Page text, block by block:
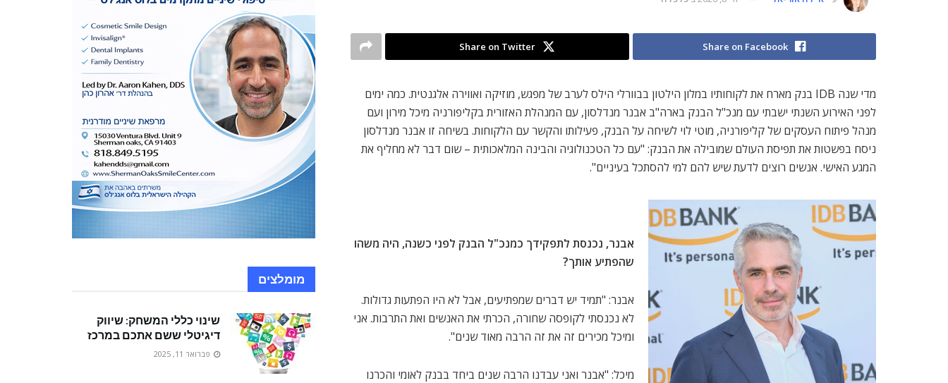
Share on Facebook
Share on Twitter
מדי שנה IDB בנק מארח את לקוחותיו במלון הילטון בבוורלי הילס לערב של מפגש, מוזיקה ואווירה אלגנטית. כמה ימים
לפני האירוע השנתי ישבתי עם מנכ"ל הבנק בארה"ב אבנר מנדלסון, עם המנהלת האזורית בקליפורניה מיכל מירון ועם
מנהל פיתוח העסקים של קליפורניה, מוטי לוי לשיחה על הבנק, פעילותו והקשר עם הלקוחות. בשיחה זו אבנר מנדלסון
ניסח בפשטות את תפיסת העולם שמובילה את הבנק: "עם כל הטכנולוגיה והבינה המלאכותית – שום דבר לא מחליף את
המגע האישי. אנשים רוצים לדעת שיש להם למי להסתכל בעיניים".
אבנר, נכנסת לתפקידך כמנכ"ל הבנק לפני כשנה, היה משהו
שהפתיע אותך?
אבנר: "תמיד יש דברים שמפתיעים, אבל לא היו הפתעות גדולות.
לא נכנסתי לקופסה שחורה, הכרתי את האנשים ואת התרבות. אני
ומיכל מכירים זה את זה הרבה מאוד שנים".
מיכל: "אבנר ואני עבדנו הרבה שנים ביחד בבנק לאומי והכרנו
מומלצים
שינוי כללי המשחק: שיווק
דיגיטלי ששם אתכם במרכז
פברואר 11, 2025